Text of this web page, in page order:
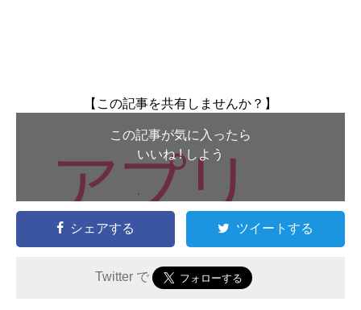
【この記事を共有しませんか？】
この記事が気に入ったら
いいね ! しよう
シェアする ツイートする
Twitter で